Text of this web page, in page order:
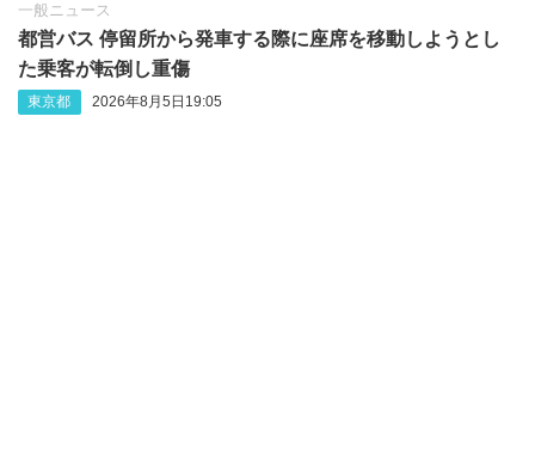
一般ニュース
都営バス 停留所から発車する際に座席を移動しようとし
た乗客が転倒し重傷
東京都 2026年8月5日19:05